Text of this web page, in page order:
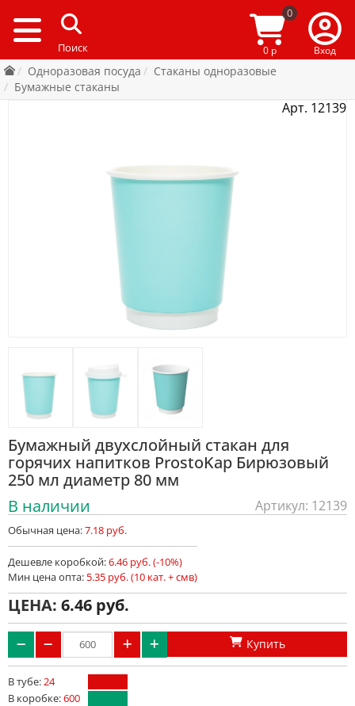
0
0 р Вход
Одноразовая посуда
Стаканы одноразовые
Бумажные стаканы
Арт. 12139
Бумажный двухслойный стакан для
горячих напитков ProstoKap Бирюзовый
250 мл диаметр 80 мм
В наличии
Артикул: 12139
Обычная цена:7.18 руб.
Дешевле коробкой:6.46 руб. (-10%)
Мин цена опта: 5.35 руб. (10 кат. + смв)
ЦЕНА: 6.46
Купить
В тубе: 24
В коробке:600